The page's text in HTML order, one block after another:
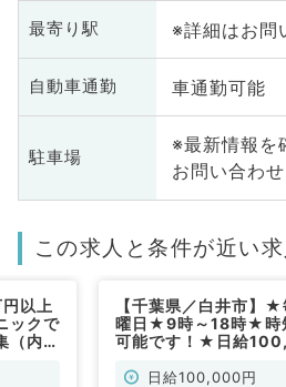
最寄り駅 ※詳細はお問
自動車通勤 車通勤可能
駐車場
※最新情報を
お問い合わ
この求人と条件が近い求
以上
ックで
（内科
【千葉県／白井市】
曜日★9時～18時★時
可能です！★日給
(神経内科／非常勤)
日給100,000円